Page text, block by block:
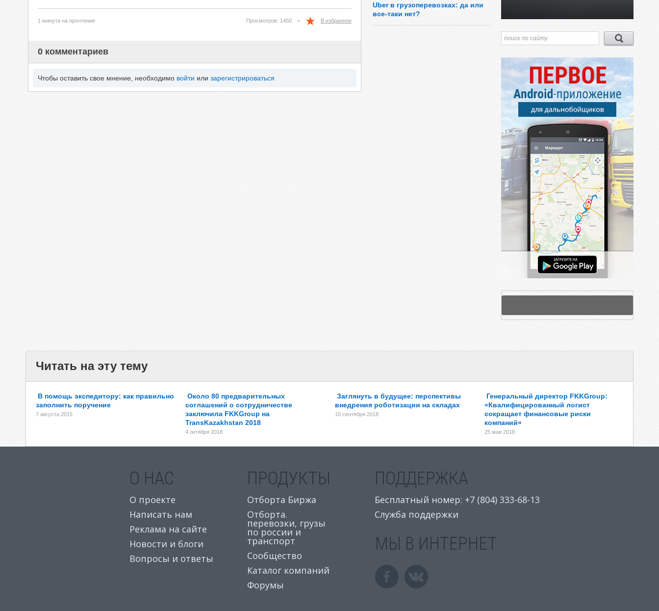
1 минута на прочтение Просмотров: 1450 • В избранное
0 комментариев
Чтобы оставить свое мнение, необходимо войти или зарегистрироваться
Uber в грузоперевозках: да или
все-таки нет?
Читать на эту тему
В помощь экспедитору: как правильно
заполнить поручение
7 августа 2015
Около 80 предварительных
соглашений о сотрудничестве
заключила FKKGroup на
TransKazakhstan 2018
4 октября 2018
Заглянуть в будущее: перспективы
внедрения роботизации на складах
10 сентября 2018
Генеральный директор FKKGroup:
«Квалифицированный логист
сокращает финансовые риски
компаний»
25 мая 2018
О НАС
О проекте
Написать нам
Реклама на сайте
Новости и блоги
Вопросы и ответы
ПРОДУКТЫ
Отборта Биржа
Отборта.
перевозки, грузы
по россии и
транспорт
Сообщество
Каталог компаний
Форумы
ПОДДЕРЖКА
Бесплатный номер: +7 (804) 333-68-13
Служба поддержки
МЫ В ИНТЕРНЕТ